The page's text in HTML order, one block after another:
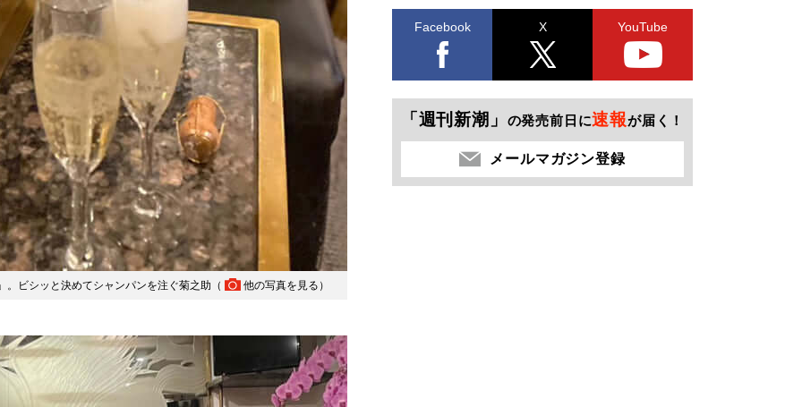
ビシッと決めてシャンパンを注ぐ菊之助（ 他の写真を見る ）
Facebook X YouTube
「週刊新潮」 の発売前日に速報が届く！
メールマガジン登録